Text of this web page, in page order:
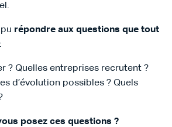
répondre aux questions que tout
:
? Quelles entreprises recrutent ?
d’évolution possibles ? Quels
posez ces questions ?